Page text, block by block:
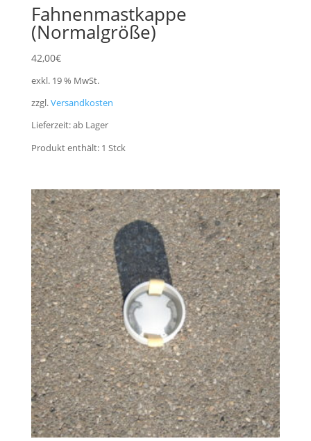
Fahnenmastkappe
(Normalgröße)
42,00€
exkl. 19 % MwSt.
zzgl.Versandkosten
Lieferzeit:ab Lager
Produkt enthält: 1 Stck